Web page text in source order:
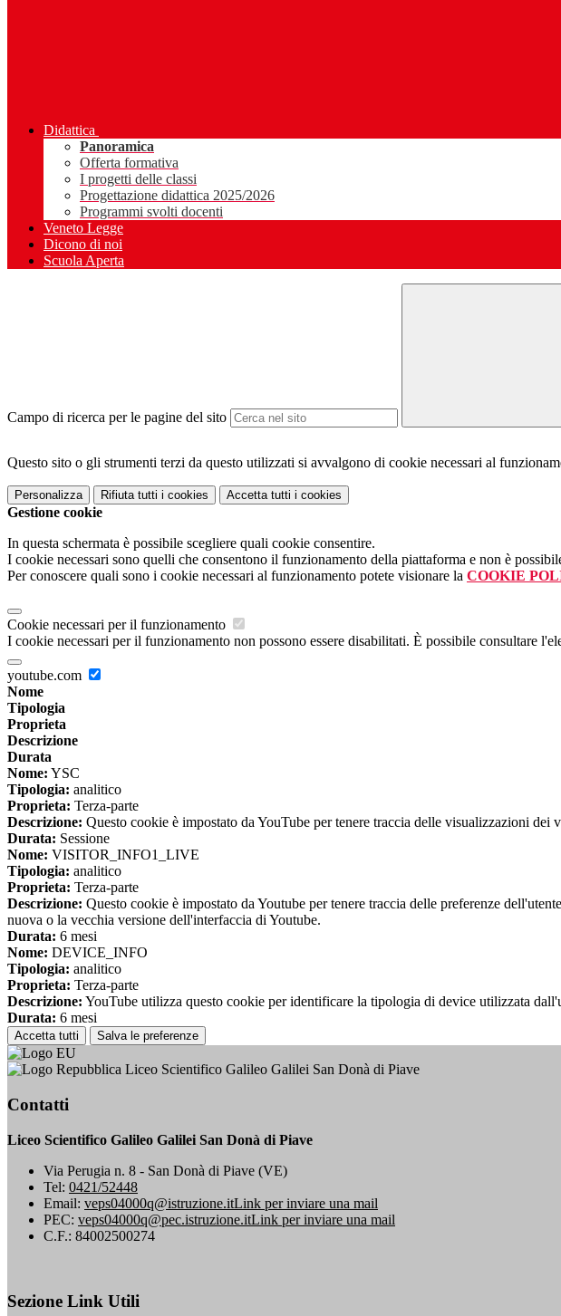
Didattica
Panoramica
Offerta formativa
I progetti delle classi
Progettazione didattica 2025/2026
Programmi svolti docenti
Veneto Legge
Dicono di noi
Scuola Aperta
Campo di ricerca per le pagine del sito
Questo sito o gli strumenti terzi da questo utilizzati si avvalgono di cookie necessari al
Personalizza Rifiuta tutti i cookies Accetta tutti i cookies
Gestione cookie
In questa schermata è possibile scegliere quali cookie consentire.
I cookie necessari sono quelli che consentono il funzionamento della piattaforma e non è
Per conoscere quali sono i cookie necessari al funzionamento potete visionare la COOKIE
Cookie necessari per il funzionamento
I cookie necessari per il funzionamento non possono essere disabilitati. È possibile consultare
youtube.com
Nome
Tipologia
Proprieta
Descrizione
Durata
Nome: YSC
Tipologia: analitico
Proprieta: Terza-parte
Descrizione: Questo cookie è impostato da YouTube per tenere traccia delle visualizzazioni dei
Durata: Sessione
Nome: VISITOR_INFO1_LIVE
Tipologia: analitico
Proprieta: Terza-parte
Descrizione: Questo cookie è impostato da Youtube per tenere traccia delle preferenze
nuova o la vecchia versione dell'interfaccia di Youtube.
Durata: 6 mesi
Nome: DEVICE_INFO
Tipologia: analitico
Proprieta: Terza-parte
Descrizione: YouTube utilizza questo cookie per identificare la tipologia di device utilizzata
Durata: 6 mesi
Accetta tutti Salva le preferenze
Liceo Scientifico Galileo Galilei San Donà di Piave
Contatti
Liceo Scientifico Galileo Galilei San Donà di Piave
Via Perugia n. 8 - San Donà di Piave (VE)
Tel: 0421/52448
Email: veps04000q@istruzione.itLink per inviare una mail
PEC: veps04000q@pec.istruzione.itLink per inviare una mail
C.F.: 84002500274
Sezione Link Utili